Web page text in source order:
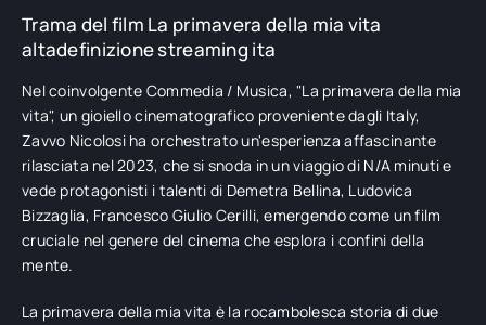
Trama del film La primavera della mia vita
altadefinizione streaming ita
Nel coinvolgente Commedia / Musica, "La primavera della mia
vita", un gioiello cinematografico proveniente dagli Italy,
Zavvo Nicolosi ha orchestrato un'esperienza affascinante
rilasciata nel 2023, che si snoda in un viaggio di N/A minuti e
vede protagonisti i talenti di Demetra Bellina, Ludovica
Bizzaglia, Francesco Giulio Cerilli, emergendo come un film
cruciale nel genere del cinema che esplora i confini della
mente.
La primavera della mia vita è la rocambolesca storia di due